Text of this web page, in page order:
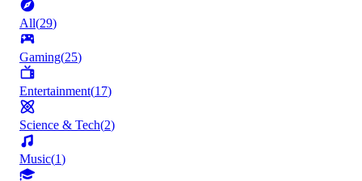
All(29)
Gaming(25)
Entertainment(17)
Science & Tech(2)
Music(1)